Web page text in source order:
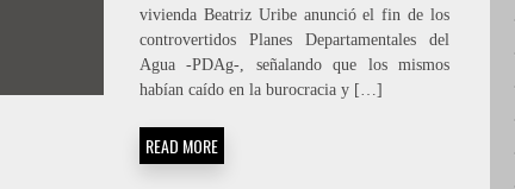
vivienda Beatriz Uribe anunció el fin de los
controvertidos Planes Departamentales del
Agua -PDAg-, señalando que los mismos
habían caído en la burocracia y […]
READ MORE